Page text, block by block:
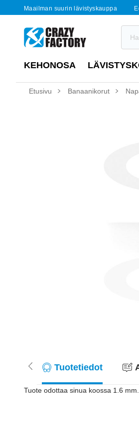
Maailman suurin lävistyskauppa
KEHONOSA
Etusivu Banaanikorut
Tuotetiedot
Tuote odottaa sinua koossa 1.6